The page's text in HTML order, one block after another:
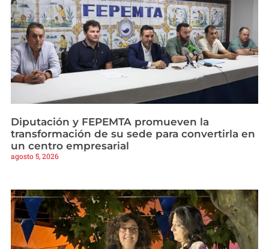
Diputación y FEPEMTA promueven la
transformación de su sede para convertirla en
un centro empresarial
agosto 5, 2026